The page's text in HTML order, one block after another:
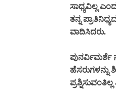
ಸಾಧ್ಯವಿಲ್ಲ
ತನ್ನ
ವಾದಿಸಿದರು.
ಪುನರ್ವಿಮರ್ಶೆ
ಹೆಸರುಗಳನ್ನು